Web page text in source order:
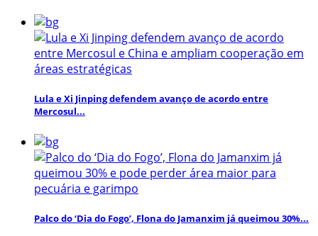
Lula e Xi Jinping defendem avanço de acordo entre
Mercosul...
Palco do ‘Dia do Fogo’, Flona do Jamanxim já queimou 30%...